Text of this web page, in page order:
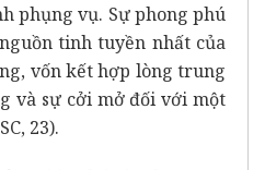
phụng vụ. Sự phong phú
tinh tuyền nhất của
vốn kết hợp lòng trung
và sự cởi mở đối với một
23).